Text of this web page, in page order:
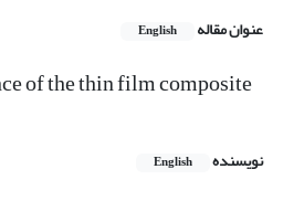
عنوان مقاله English
of the thin film composite
نویسنده English